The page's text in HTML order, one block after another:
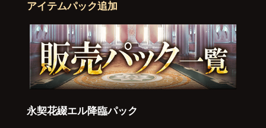
アイテムパック追加
永契花綴エル降臨パック